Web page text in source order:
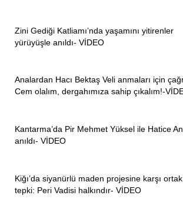
Zini Gediği Katliamı’nda yaşamını yitirenler
yürüyüşle anıldı- VİDEO
Analardan Hacı Bektaş Veli anmaları için
Cem olalım, dergahımıza sahip çıkalım!-
Kantarma’da Pir Mehmet Yüksel ile Hatice
anıldı- VİDEO
Kiğı’da siyanürlü maden projesine karşı ortak
tepki: Peri Vadisi halkındır- VİDEO